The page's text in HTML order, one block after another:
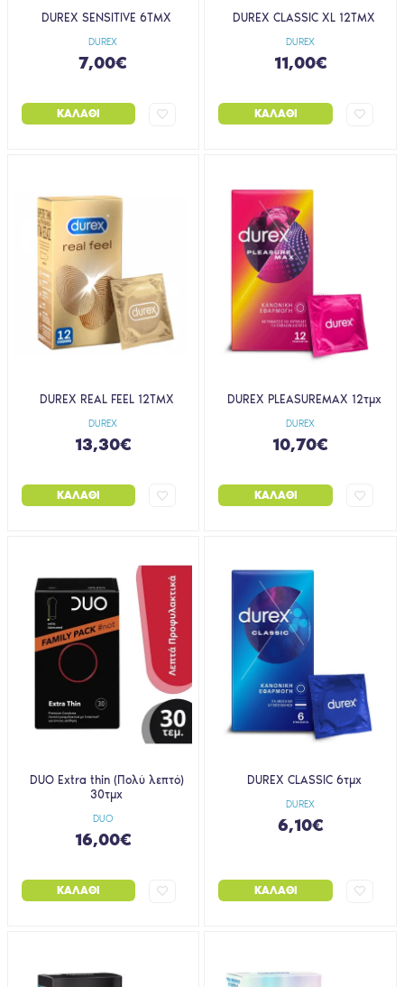
DUREX
DUREX SENSITIVE 6ΤΜΧ
7,00€
ΚΑΛΆΘΙ
DUREX
DUREX CLASSIC XL 12ΤΜΧ
11,00€
ΚΑΛΆΘΙ
DUREX
DUREX REAL FEEL 12ΤΜΧ
13,30€
ΚΑΛΆΘΙ
DUREX
DUREX PLEASUREMAX 12τμχ
10,70€
ΚΑΛΆΘΙ
DUO
DUO Extra thin (Πολύ λεπτό)
30τμχ
16,00€
ΚΑΛΆΘΙ
DUREX
DUREX CLASSIC 6τμχ
6,10€
ΚΑΛΆΘΙ